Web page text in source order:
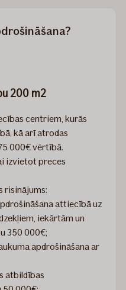
200 m2
centriem, kurās
kā arī atrodas
000€ vērtībā.
izvietot preces
risinājums:
attiecībā uz
iekārtām un
350 000€;
apdrošināšana ar
atbildības